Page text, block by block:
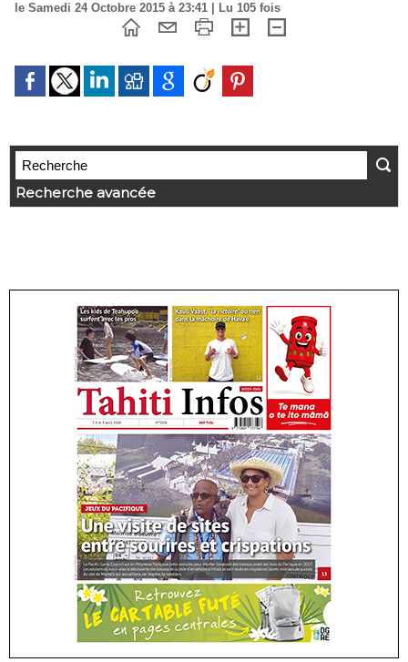
le Samedi 24 Octobre 2015 à 23:41 | Lu 105 fois
Recherche avancée